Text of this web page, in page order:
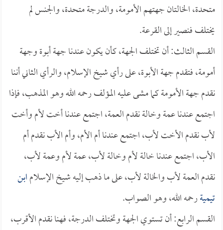
متحدة، الخالتان جهتهم الأمومة، والدرجة متحدة، والجنس لم
يختلف فنصير إلى القرعة.
القسم الثالث: أن تختلف الجهة، كأن يكون عندنا جهة أبوة وجهة
أمومة، فتقدم جهة الأبوة، على رأي شيخ الإسلام، والرأي الثاني أننا
نقدم جهة الأمومة كما مشى عليه المؤلف رحمه الله وهو المذهب، فإذا
اجتمع عندنا عمة وخالة نقدم العمة، اجتمع عندنا أخت لأم وأخت
لأب نقدم الأخت لأب، اجتمع عندنا أم الأم، وأم الأب نقدم أم
الأب، اجتمع عندنا خالة لأم وخالة لأب، عمة لأم وعمة لأب،
نقدم العمة لأب والخالة لأب، على ما ذهب إليه شيخ الإسلامابن
تيميةرحمه الله، وهو الصواب.
القسم الرابع: أن تستوي الجهة وتختلف الدرجة، فهنا نقدم الأقرب،